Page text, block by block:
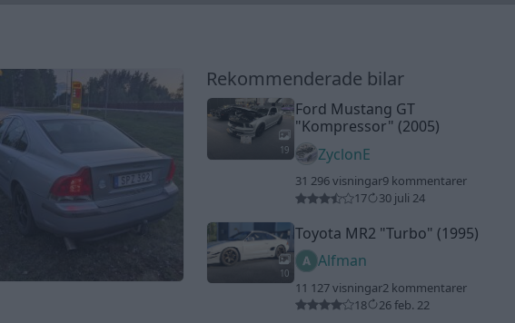
Rekommenderade bilar
19
Ford Mustang GT
"Kompressor" (2005)
ZyclonE
31 296 visningar9 kommentarer
17
30 juli 24
10
Toyota MR2 "Turbo" (1995)
Alfman
11 127 visningar2 kommentarer
18
26 feb. 22